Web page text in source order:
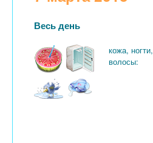
Весь день
кожа, ногти,
волосы: